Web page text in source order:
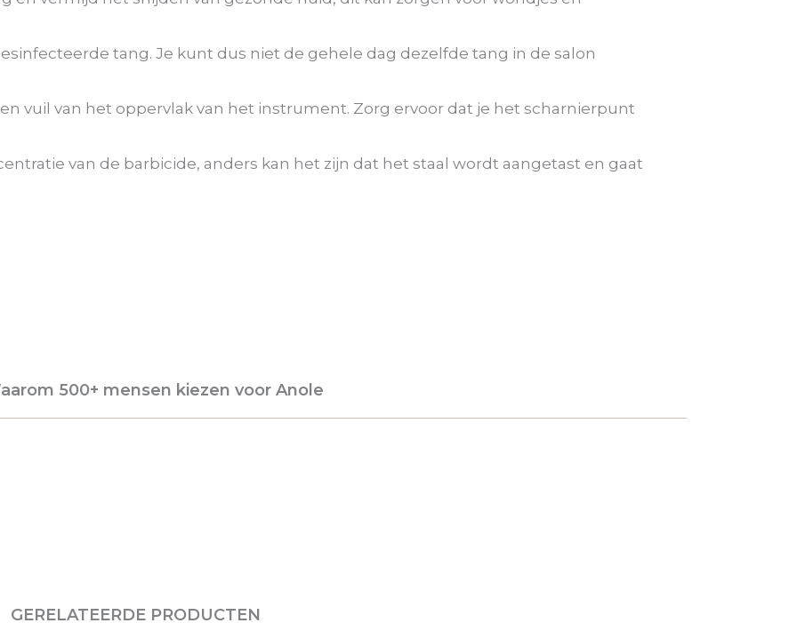
tang. Je kunt dus niet de gehele dag dezelfde tang in de salon
vuil van het oppervlak van het instrument. Zorg ervoor dat je het scharnierpunt
van de barbicide, anders kan het zijn dat het staal wordt aangetast en gaat
500+ mensen kiezen voor Anole
GERELATEERDE PRODUCTEN